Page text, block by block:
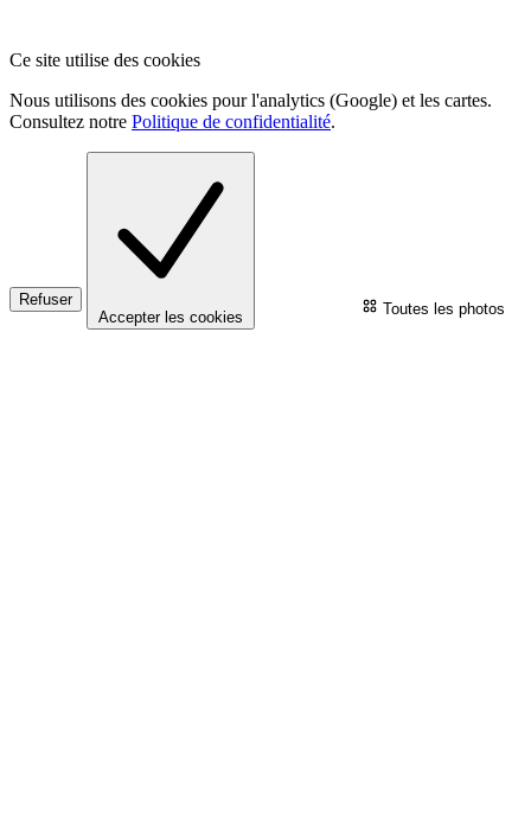
Toutes les photos
Ce site utilise des cookies
Nous utilisons des cookies pour l'analytics (Google) et les cartes.
Consultez notre Politique de confidentialité.
Refuser
Accepter les cookies